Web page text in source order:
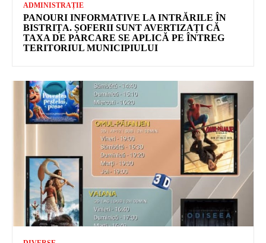
ADMINISTRAȚIE
PANOURI INFORMATIVE LA INTRĂRILE ÎN
BISTRIȚA. ȘOFERII SUNT AVERTIZAȚI CĂ
TAXA DE PARCARE SE APLICĂ PE ÎNTREG
TERITORIUL MUNICIPIULUI